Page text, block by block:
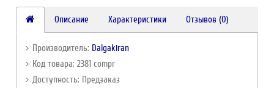
Описание Характеристики Отзывов (0)
Производитель: Dalgakiran
Код товара: 2381 compr
Доступность: Предзаказ